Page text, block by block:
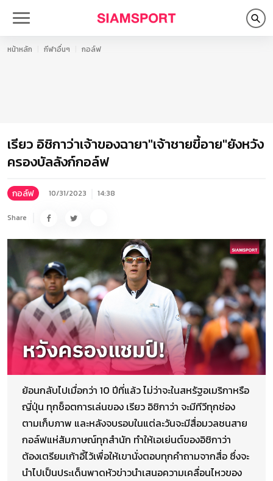
หน้าหลัก กีฬาอื่นๆ กอล์ฟ
เรียว อิชิกาว่าเจ้าของฉายา"เจ้าชายขี้อาย"ยังหวัง
ครองบัลลังก์กอล์ฟ
กอล์ฟ 10/31/2023 14:38
Share
ย้อนกลับไปเมื่อกว่า 10 ปีที่แล้ว ไม่ว่าจะในสหรัฐอเมริกาหรือ
ญี่ปุ่น ทุกช็อตการเล่นของ เรียว อิชิกาว่า จะมีทีวีทุกช่อง
ตามเก็บภาพ และหลังจบรอบในแต่ละวันจะมีสื่อมวลชนสาย
กอล์ฟแห่สัมภาษณ์ทุกสำนัก ทำให้เอเย่นต์ของอิชิกาว่า
ต้องเตรียมเก้าอี้ไว้เพื่อให้เขานั่งตอบทุกคำถามจากสื่อ ซึ่งจะ
นำไปเป็นประเด็นพาดหัวข่าวนำเสนอความเคลื่อนไหวของ